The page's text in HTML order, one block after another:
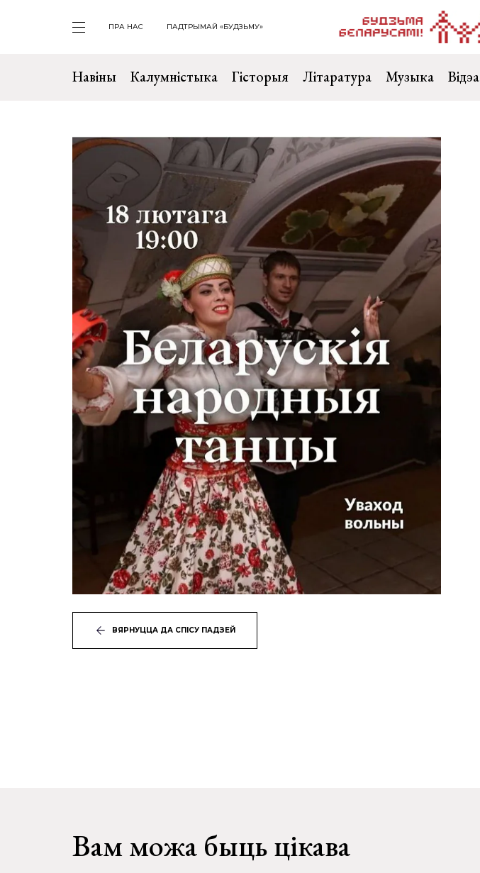
ПРА НАС ПАДТРЫМАЙ «БУДЗЬМУ»
Навіны Калумністыка Гісторыя Літаратура Музыка Відэа
ВЯРНУЦЦА ДА СПІСУ ПАДЗЕЙ
Вам можа быць цікава